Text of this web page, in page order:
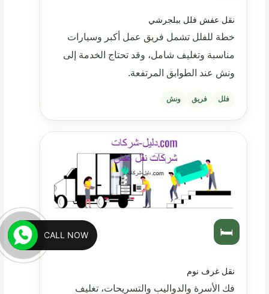
نقل عفش فلل ببلجرشي
خطة للفلل تشمل فريق عمل أكبر وسيارات
مناسبة وتغليف شامل، وقد تحتاج الخدمة إلى
ونش عند الطوابق المرتفعة.
فلل فريق ونش
🛏️
نقل غرف نوم
فك الأسرة والدواليب والتسريحات، تغليف
CALL NOW